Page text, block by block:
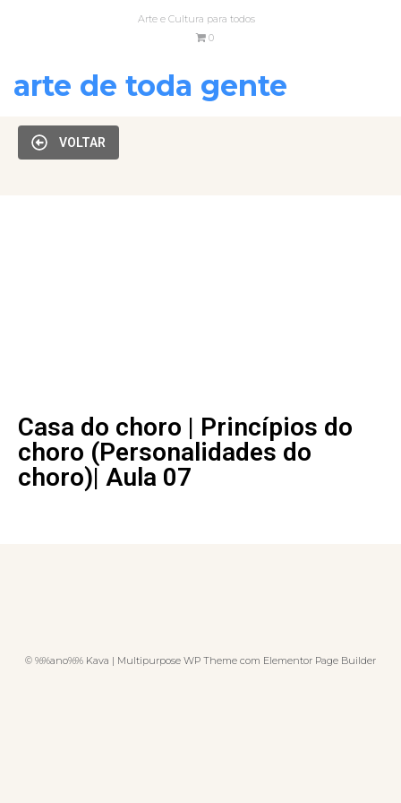
Arte e Cultura para todos
0
arte de toda gente
VOLTAR
Casa do choro | Princípios do
choro (Personalidades do
choro)| Aula 07
© %%ano%% Kava | Multipurpose WP Theme com Elementor Page Builder